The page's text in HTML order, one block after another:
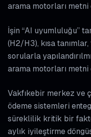
arama motorları metni
İşin “AI uyumluluğu”
(H2/H3), kısa
sorularla
arama motorları metni
Vakfıkebir merkez ve
ödeme sistemleri
süreklilik kritik bir
aylık iyileştirme